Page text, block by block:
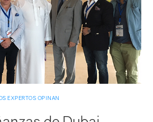
EXPERTOS OPINAN